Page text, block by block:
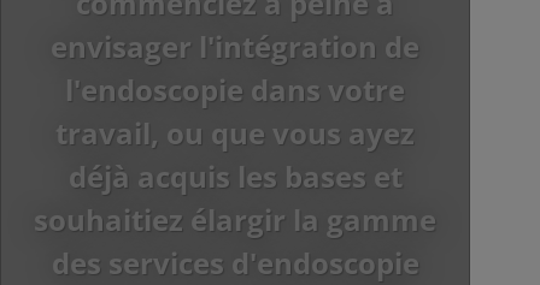
envisager l'intégration de
l'endoscopie dans votre
travail, ou que vous ayez
déjà acquis les bases et
souhaitiez élargir la gamme
des services d'endoscopie